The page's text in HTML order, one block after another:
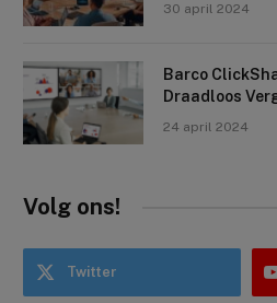
30 april 2024
Barco
Draadloos
24 april 2024
Volg ons!
Twitter